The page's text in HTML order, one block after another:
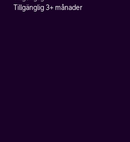
Tillgänglig 3+ månader